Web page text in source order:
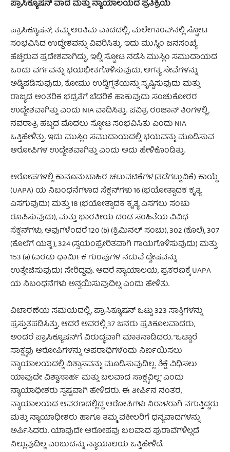
ಪ್ರಾಸಿಕ್ಯೂಷನ್ ವಾದ ಮತ್ತು ನ್ಯಾಯಾಲಯದ ಪ್ರತಿಕ್ರಿಯೆ
ಪ್ರಾಸಿಕ್ಯೂಷನ್, ತಮ್ಮ ಅಂತಿಮ ವಾದದಲ್ಲಿ, ಮಲೇಗಾಂವ್‌ನಲ್ಲಿ ಸ್ಫೋಟ
ಸಂಭವಿಸಿದ ಉದ್ದೇಶವನ್ನು ವಿವರಿಸಿತ್ತು. ಇದು ಮುಸ್ಲಿಂ ಜನಸಂಖ್ಯೆ
ಹೆಚ್ಚಿರುವ ಪ್ರದೇಶವಾಗಿದ್ದು, ಇಲ್ಲಿ ಸ್ಫೋಟ ನಡೆಸಿ ಮುಸ್ಲಿಂ ಸಮುದಾಯದ
ಒಂದು ವರ್ಗವನ್ನು ಭಯಭೀತಗೊಳಿಸುವುದು, ಅಗತ್ಯ ಸೇವೆಗಳನ್ನು
ಅಡ್ಡಿಪಡಿಸುವುದು, ಕೋಮು ಉದ್ವಿಗ್ನತೆಯನ್ನು ಸೃಷ್ಟಿಸುವುದು ಮತ್ತು
ರಾಜ್ಯದ ಆಂತರಿಕ ಭದ್ರತೆಗೆ ಬೆದರಿಕೆ ಹಾಕುವುದು ಸಂಚುಕೋರರ
ಉದ್ದೇಶವಾಗಿತ್ತು ಎಂದು NIA ವಾದಿಸಿತ್ತು. ಪವಿತ್ರ ರಂಜಾನ್ ತಿಂಗಳಲ್ಲಿ,
ನವರಾತ್ರಿ ಹಬ್ಬದ ಮೊದಲು ಸ್ಫೋಟ ಸಂಭವಿಸಿತು ಎಂದು NIA
ಒತ್ತಿಹೇಳಿತ್ತು. ಇದು ಮುಸ್ಲಿಂ ಸಮುದಾಯದಲ್ಲಿ ಭಯವನ್ನು ಮೂಡಿಸುವ
ಆರೋಪಿಗಳ ಉದ್ದೇಶವಾಗಿತ್ತು ಎಂದು ಅದು ಹೇಳಿಕೊಂಡಿತ್ತು.
ಆರೋಪಗಳಲ್ಲಿ ಕಾನೂನುಬಾಹಿರ ಚಟುವಟಿಕೆಗಳ (ತಡೆಗಟ್ಟುವಿಕೆ) ಕಾಯ್ದೆ
(UAPA) ಯ ನಿಬಂಧನೆಗಳಾದ ಸೆಕ್ಷನ್‌ಗಳು 16 (ಭಯೋತ್ಪಾದಕ ಕೃತ್ಯ
ಎಸಗುವುದು) ಮತ್ತು 18 (ಭಯೋತ್ಪಾದಕ ಕೃತ್ಯ ಎಸಗಲು ಸಂಚು
ರೂಪಿಸುವುದು), ಮತ್ತು ಭಾರತೀಯ ದಂಡ ಸಂಹಿತೆಯ ವಿವಿಧ
ಸೆಕ್ಷನ್‌ಗಳು, ಅವುಗಳೆಂದರೆ 120 (b) (ಕ್ರಿಮಿನಲ್ ಸಂಚು), 302 (ಕೊಲೆ), 307
(ಕೊಲೆಗೆ ಯತ್ನ), 324 (ಸ್ವಯಂಪ್ರೇರಿತವಾಗಿ ಗಾಯಗೊಳಿಸುವುದು) ಮತ್ತು
153 (a) (ಎರಡು ಧಾರ್ಮಿಕ ಗುಂಪುಗಳ ನಡುವೆ ದ್ವೇಷವನ್ನು
ಉತ್ತೇಜಿಸುವುದು) ಸೇರಿದ್ದವು. ಆದರೆ ನ್ಯಾಯಾಲಯ, ಪ್ರಕರಣಕ್ಕೆ UAPA
ಯ ನಿಬಂಧನೆಗಳು ಅನ್ವಯಿಸುವುದಿಲ್ಲ ಎಂದು ಹೇಳಿತು.
ವಿಚಾರಣೆಯ ಸಮಯದಲ್ಲಿ, ಪ್ರಾಸಿಕ್ಯೂಷನ್ ಒಟ್ಟು 323 ಸಾಕ್ಷಿಗಳನ್ನು
ಪ್ರಸ್ತುತಪಡಿಸಿತ್ತು, ಆದರೆ ಅವರಲ್ಲಿ 37 ಜನರು ಪ್ರತಿಕೂಲವಾದರು,
ಅಂದರೆ ಪ್ರಾಸಿಕ್ಯೂಷನ್‌ಗೆ ವಿರುದ್ಧವಾಗಿ ಮಾತನಾಡಿದರು. “ಒಟ್ಟಾರೆ
ಸಾಕ್ಷ್ಯವು ಆರೋಪಿಗಳನ್ನು ಅಪರಾಧಿಗಳೆಂದು ನಿರ್ಣಯಿಸಲು
ನ್ಯಾಯಾಲಯದಲ್ಲಿ ವಿಶ್ವಾಸವನ್ನು ಮೂಡಿಸುವುದಿಲ್ಲ. ಶಿಕ್ಷೆ ವಿಧಿಸಲು
ಯಾವುದೇ ವಿಶ್ವಾಸಾರ್ಹ ಮತ್ತು ಬಲವಾದ ಸಾಕ್ಷ್ಯವಿಲ್ಲ” ಎಂದು
ನ್ಯಾಯಾಧೀಶರು ಸ್ಪಷ್ಟವಾಗಿ ಹೇಳಿದರು. ಈ ತೀರ್ಪಿನ ನಂತರ,
ನ್ಯಾಯಾಲಯದ ಆವರಣದಲ್ಲಿದ್ದ ಆರೋಪಿಗಳು ನಿರಾಳರಾಗಿ ನಗುತ್ತಿದ್ದರು
ಮತ್ತು ನ್ಯಾಯಾಧೀಶರು ಹಾಗೂ ತಮ್ಮ ವಕೀಲರಿಗೆ ಧನ್ಯವಾದಗಳನ್ನು
ಅರ್ಪಿಸಿದರು. ಯಾವುದೇ ಆರೋಪವು ಬಲವಾದ ಪುರಾವೆಗಳಿಲ್ಲದೆ
ನಿಲ್ಲುವುದಿಲ್ಲ ಎಂಬುದನ್ನು ನ್ಯಾಯಾಲಯ ಒತ್ತಿಹೇಳಿದೆ.